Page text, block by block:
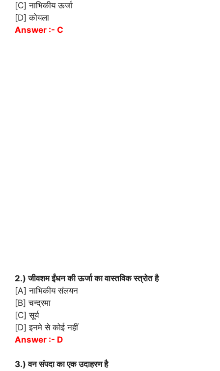
[C] नाभिकीय ऊर्जा
[D] कोयला
Answer :- C
2.) जीवशम ईंधन की ऊर्जा का वास्तविक स्त्रोत है
[A] नाभिकीय संलयन
[B] चन्द्रमा
[C] सूर्य
[D] इनमे से कोई नहीं
Answer :- D
3.) वन संपदा का एक उदाहरण है